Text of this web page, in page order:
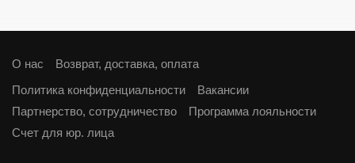
О нас
Возврат, доставка, оплата
Политика конфиденциальности
Вакансии
Партнерство, сотрудничество
Программа лояльности
Cчет для юр. лица